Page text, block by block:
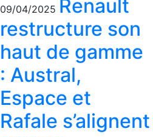
09/04/2025 Renault
restructure son
haut de gamme
: Austral,
Espace et
Rafale s’alignent